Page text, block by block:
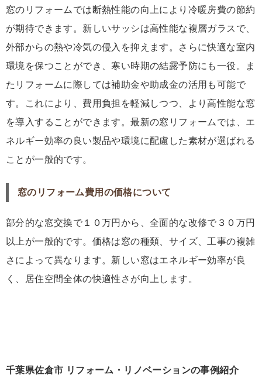
窓のリフォームでは断熱性能の向上により冷暖房費の節約
が期待できます。新しいサッシは高性能な複層ガラスで、
外部からの熱や冷気の侵入を抑えます。さらに快適な室内
環境を保つことができ、寒い時期の結露予防にも一役。ま
たリフォームに際しては補助金や助成金の活用も可能で
す。これにより、費用負担を軽減しつつ、より高性能な窓
を導入することができます。最新の窓リフォームでは、エ
ネルギー効率の良い製品や環境に配慮した素材が選ばれる
ことが一般的です。
窓のリフォーム費用の価格について
部分的な窓交換で１０万円から、全面的な改修で３０万円
以上が一般的です。価格は窓の種類、サイズ、工事の複雑
さによって異なります。新しい窓はエネルギー効率が良
く、居住空間全体の快適性さが向上します。
千葉県佐倉市 リフォーム・リノベーションの事例紹介